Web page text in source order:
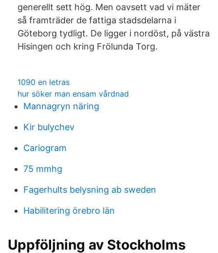
generellt sett hög. Men oavsett vad vi mäter
så framträder de fattiga stadsdelarna i
Göteborg tydligt. De ligger i nordöst, på västra
Hisingen och kring Frölunda Torg.
1090 en letras
hur söker man ensam vårdnad
Mannagryn näring
Kir bulychev
Cariogram
75 mmhg
Fagerhults belysning ab sweden
Habilitering örebro län
Uppföljning av Stockholms